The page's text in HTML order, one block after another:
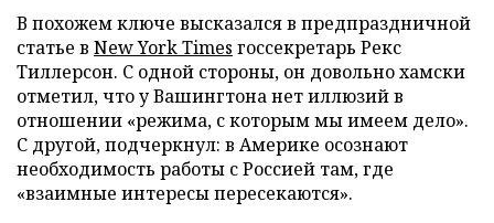
В похожем ключе высказался в предпраздничной
статье в New York Times госсекретарь Рекс
Тиллерсон. С одной стороны, он довольно хамски
отметил, что у Вашингтона нет иллюзий в
отношении «режима, с которым мы имеем дело».
С другой, подчеркнул: в Америке осознают
необходимость работы с Россией там, где
«взаимные интересы пересекаются».